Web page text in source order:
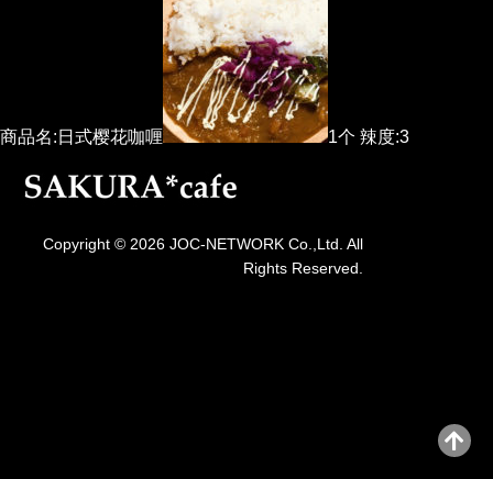
商品名:日式樱花咖喱 1个 辣度:3
Copyright © 2026 JOC-NETWORK Co.,Ltd. All
Rights Reserved.